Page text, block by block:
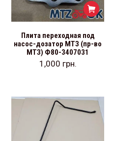
Плита переходная под
насос-дозатор МТЗ (пр-во
МТЗ) Ф80-3407031
1,000 грн.